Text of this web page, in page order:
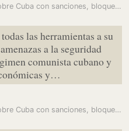
Trump estrecha el cerco sobre Cuba con sanciones, bloqueo y amenaza…
las herramientas a su
a la seguridad
comunista cubano y
y…
Trump estrecha el cerco sobre Cuba con sanciones, bloqueo y amenaza…